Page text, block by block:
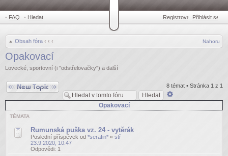
• FAQ • Hledat Registrovat •Přihlásit se
Obsah fóra ‹ ‹ ‹ Nahoru
Opakovací
Lovecké, sportovní (i "odstřelovačky") a další
8 témat • Stránka 1 z 1
Odeslat nové téma
hledání
Opakovací
TÉMATA
Rumunská puška vz. 24 - vytěrák
Poslední příspěvek od *serafin* « stř
23.9.2020, 10:47
Odpovědi: 1